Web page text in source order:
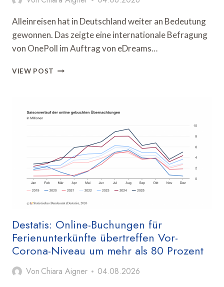
Alleinreisen hat in Deutschland weiter an Bedeutung
gewonnen. Das zeigte eine internationale Befragung
von OnePoll im Auftrag von eDreams…
VIEW POST OPODO-
BEIM
DEUTSCHLAND
Destatis: Online-Buchungen für
Ferienunterkünfte übertreffen Vor-
Corona-Niveau um mehr als 80 Prozent
Von Chiara Aigner 04.08.2026